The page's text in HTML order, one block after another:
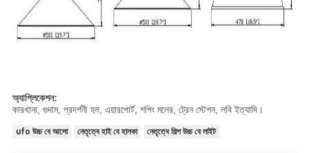
অ্যাপ্লিকেশন:
কারখানা, গুদাম, প্রদর্শনী হল, এয়ারপোর্ট, শপিং মলের, ট্রেন স্টেশন, লবি ইত্যাদি।
ufo উচ্চ বে আলো নেতৃত্বে হাই বে হালকা নেতৃত্বে শিল্প উচ্চ বে লাইট